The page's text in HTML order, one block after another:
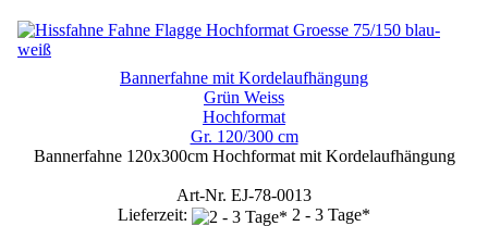
Bannerfahne mit Kordelaufhängung
Grün Weiss
Hochformat
Gr. 120/300 cm
Bannerfahne 120x300cm Hochformat mit Kordelaufhängung
Art-Nr. EJ-78-0013
Lieferzeit:
2 - 3 Tage*